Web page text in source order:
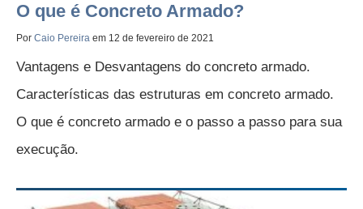
O que é Concreto Armado?
Por Caio Pereira em 12 de fevereiro de 2021
Vantagens e Desvantagens do concreto armado.
Características das estruturas em concreto armado.
O que é concreto armado e o passo a passo para sua
execução.